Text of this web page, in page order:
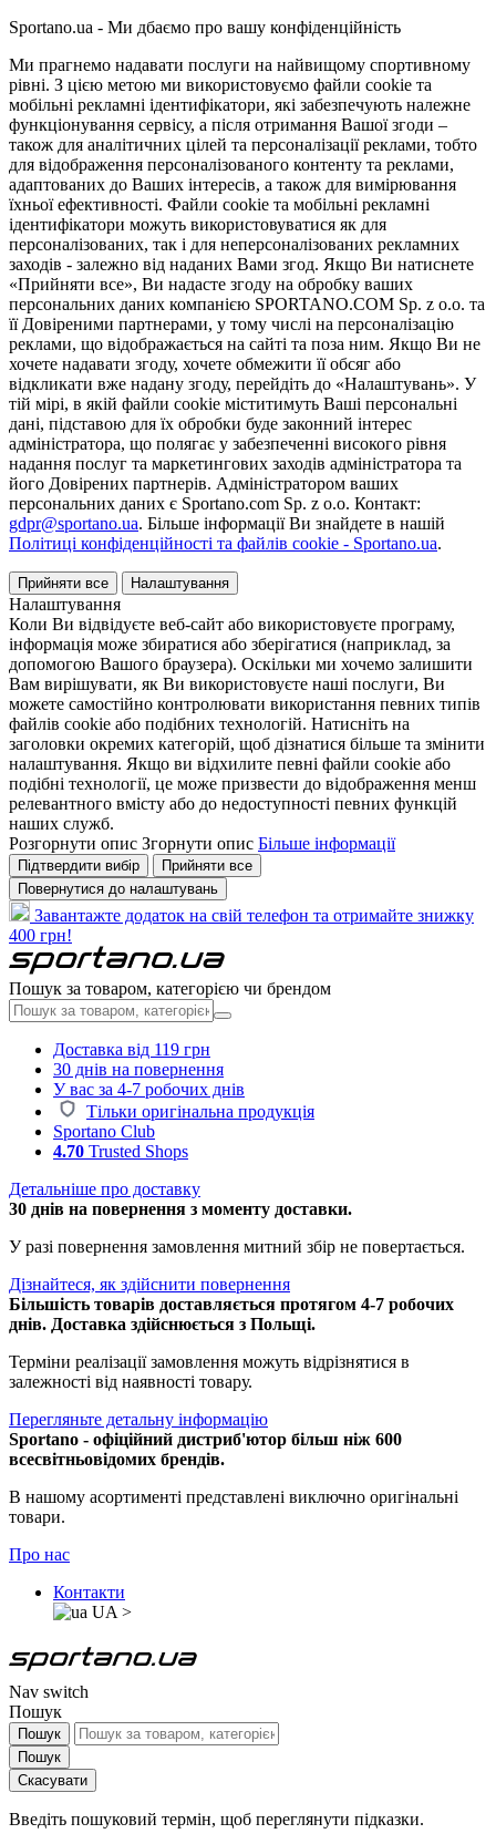
Sportano.ua - Ми дбаємо про вашу конфіденційність
Ми прагнемо надавати послуги на найвищому спортивному
рівні. З цією метою ми використовуємо файли cookie та
мобільні рекламні ідентифікатори, які забезпечують належне
функціонування сервісу, а після отримання Вашої згоди –
також для аналітичних цілей та персоналізації реклами, тобто
для відображення персоналізованого контенту та реклами,
адаптованих до Ваших інтересів, а також для вимірювання
їхньої ефективності. Файли cookie та мобільні рекламні
ідентифікатори можуть використовуватися як для
персоналізованих, так і для неперсоналізованих рекламних
заходів - залежно від наданих Вами згод. Якщо Ви натиснете
«Прийняти все», Ви надасте згоду на обробку ваших
персональних даних компанією SPORTANO.COM Sp. z o.o. та
її Довіреними партнерами, у тому числі на персоналізацію
реклами, що відображається на сайті та поза ним. Якщо Ви не
хочете надавати згоду, хочете обмежити її обсяг або
відкликати вже надану згоду, перейдіть до «Налаштувань». У
тій мірі, в якій файли cookie міститимуть Ваші персональні
дані, підставою для їх обробки буде законний інтерес
адміністратора, що полягає у забезпеченні високого рівня
надання послуг та маркетингових заходів адміністратора та
його Довірених партнерів. Адміністратором ваших
персональних даних є Sportano.com Sp. z o.o. Контакт:
gdpr@sportano.ua. Більше інформації Ви знайдете в нашій
Політиці конфіденційності та файлів cookie - Sportano.ua.
Прийняти все Налаштування
Налаштування
Коли Ви відвідуєте веб-сайт або використовуєте програму,
інформація може збиратися або зберігатися (наприклад, за
допомогою Вашого браузера). Оскільки ми хочемо залишити
Вам вирішувати, як Ви використовуєте наші послуги, Ви
можете самостійно контролювати використання певних типів
файлів cookie або подібних технологій. Натисніть на
заголовки окремих категорій, щоб дізнатися більше та змінити
налаштування. Якщо ви відхилите певні файли cookie або
подібні технології, це може призвести до відображення менш
релевантного вмісту або до недоступності певних функцій
наших служб.
Розгорнути опис Згорнути опис Більше інформації
Підтвердити вибір
Прийняти все
Повернутися до налаштувань
Завантажте додаток на свій телефон та отримайте знижку
400 грн!
Пошук за товаром, категорією чи брендом
Доставка від 119 грн
30 днів на повернення
У вас за 4-7 робочих днів
Тільки оригінальна продукція
Sportano Club
4.70 Trusted Shops
Детальніше про доставку
30 днів на повернення з моменту доставки.
У разі повернення замовлення митний збір не повертається.
Дізнайтеся, як здійснити повернення
Більшість товарів доставляється протягом 4-7 робочих
днів. Доставка здійснюється з Польщі.
Терміни реалізації замовлення можуть відрізнятися в
залежності від наявності товару.
Перегляньте детальну інформацію
Sportano - офіційний дистриб'ютор більш ніж 600
всесвітньовідомих брендів.
В нашому асортименті представлені виключно оригінальні
товари.
Про нас
Контакти
UA >
Nav switch
Пошук
Пошук
Пошук
Скасувати
Введіть пошуковий термін, щоб переглянути підказки.